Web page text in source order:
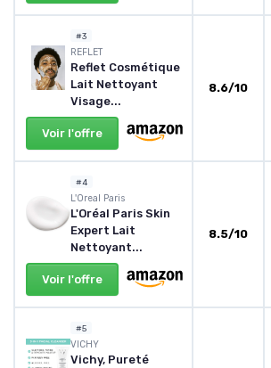
#3
REFLET
Reflet Cosmétique
Lait Nettoyant
Visage...
Voir l'offre
8.6/10
#4
L'Oreal Paris
L'Oréal Paris Skin
Expert Lait
Nettoyant...
Voir l'offre
8.5/10
#5
VICHY
Vichy, Pureté